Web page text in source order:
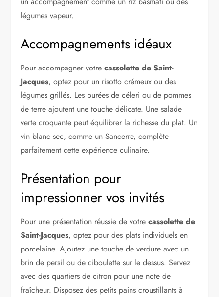
légumes vapeur.
Accompagnements idéaux
Pour accompagner votrecassolette de Saint-
Jacques, optez pour un risotto crémeux ou des
légumes grillés. Les purées de céleri ou de pommes
de terre ajoutent une touche délicate. Une salade
verte croquante peut équilibrer la richesse du plat. Un
vin blanc sec, comme un Sancerre, complète
parfaitement cette expérience culinaire.
Présentation pour
impressionner vos invités
Pour une présentation réussie de votrecassolette de
Saint-Jacques, optez pour des plats individuels en
porcelaine. Ajoutez une touche de verdure avec un
brin de persil ou de ciboulette sur le dessus. Servez
avec des quartiers de citron pour une note de
fraîcheur. Disposez des petits pains croustillants à